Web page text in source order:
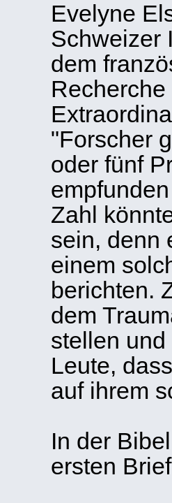
Evelyne
Schweizer
dem
"Forscher
oder fünf
Zahl
sein, denn
einem
berichten.
dem
stellen
Leute,
auf ihrem
In der
ersten